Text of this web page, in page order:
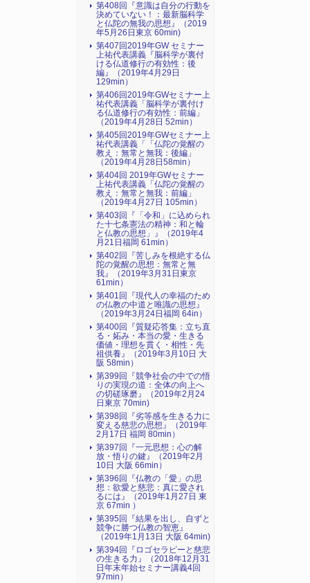
第408回『意識は自分の行動を
決めていない！：最新脳科学
と仏陀の無我の思想』（2019
年5月26日東京 60min)
第407回2019年GW セミナー
上祐代表講義『脳科学が裏付
ける仏道修行の有効性：後
編』（2019年4月29日
129min）
第406回2019年GWセミナー上
祐代表講義「脳科学が裏付け
る仏道修行の有効性：前編」
（2019年4月28日 52min）
第405回2019年GWセミナー上
祐代表講義「「仏陀の覚醒の
教え：無常と無我：後編」
（2019年4月28日58min）
第404回 2019年GWセミナー
上祐代表講義「仏陀の覚醒の
教え：無常と無我：前編」
（2019年4月27日 105min）
第403回『「令和」に込められ
た十七条憲法の精神：和と輪
と仏教の思想」』（2019年4
月21日福岡 61min）
第402回『苦しみを根絶する仏
陀の覚醒の思想：無常と無
我』（2019年3月31日東京
61min）
第401回『現代人の幸福のため
の仏教の中道と唯識の思想』
（2019年3月24日福岡 64in）
第400回『質疑応答集：立ち直
る・妬み・本当の愛・生きる
価値・理想を貫く・相性・先
祖供養』（2019年3月10日 大
阪 58min）
第399回『競争社会の中での悟
りの実現の道：全体の向上へ
の切磋琢磨』（2019年2月24
日東京 70min)
第398回『劣等感を生きる力に
変える慈悲の思想』（2019年
2月17日 福岡 80min）
第397回『一元思想：心の解
放・悟りの鍵』（2019年2月
10日 大阪 66min）
第396回『仏教の「愛」の思
想：欲愛と慈悲：真に愛され
るには』（2019年1月27日 東
京 67min ）
第395回『結果を出し、自ずと
競争に勝つ仏教の智恵』
（2019年1月13日 大阪 64min)
第394回『ロゴセラピーと慈悲
の生きる力』（2018年12月31
日年末年始セミナー講義4回
97min）